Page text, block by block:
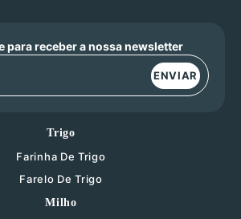
para receber a nossa newsletter
ENVIAR
Trigo
Farinha De Trigo
Farelo De Trigo
Milho